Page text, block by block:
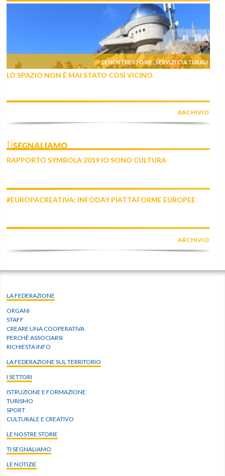
LE NOSTRE STORIE ,SERVIZI CULTURALI
LO SPAZIO NON È MAI STATO COSÌ VICINO.
ARCHIVIO
tiSEGNALIAMO
RAPPORTO SYMBOLA 2019 IO SONO CULTURA
#EUROPACREATIVA: INFODAY PIATTAFORME EUROPEE
ARCHIVIO
LA FEDERAZIONE
ORGANI
STAFF
CREARE UNA COOPERATIVA
PERCHÈ ASSOCIARSI
RICHIESTA INFO
LA FEDERAZIONE SUL TERRITORIO
I SETTORI
ISTRUZIONE E FORMAZIONE
TURISMO
SPORT
CULTURALE E CREATIVO
LE NOSTRE STORIE
TI SEGNALIAMO
LE NOTIZIE